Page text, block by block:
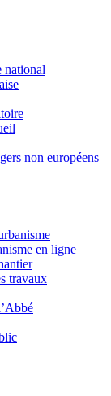
national
non européens
en ligne
travaux